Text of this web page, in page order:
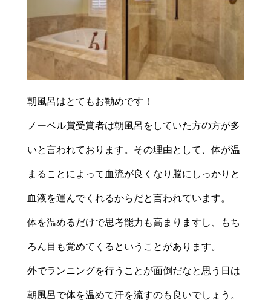
朝風呂はとてもお勧めです！
ノーベル賞受賞者は朝風呂をしていた方の方が多
いと言われております。その理由として、体が温
まることによって血流が良くなり脳にしっかりと
血液を運んでくれるからだと言われています。
体を温めるだけで思考能力も高まりますし、もち
ろん目も覚めてくるということがあります。
外でランニングを行うことが面倒だなと思う日は
朝風呂で体を温めて汗を流すのも良いでしょう。